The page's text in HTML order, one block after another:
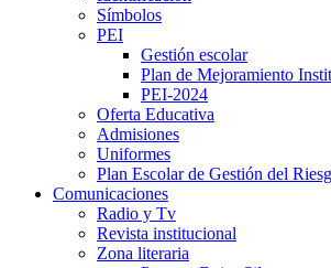
Símbolos
PEI
Gestión escolar
Plan de Mejoramiento
PEI-2024
Oferta Educativa
Admisiones
Uniformes
Plan Escolar de Gestión del
Comunicaciones
Radio y Tv
Revista institucional
Zona literaria